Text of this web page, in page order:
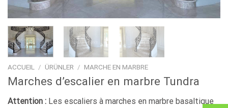
ACCUEIL / ÜRÜNLER / MARCHE EN MARBRE
Marches d’escalier en marbre Tundra
Attention : Les escaliers à marches en marbre basaltique